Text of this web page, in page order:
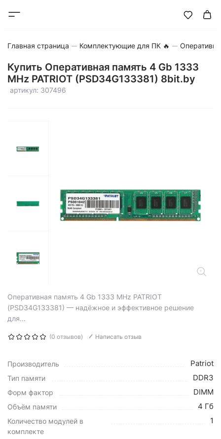
Главная страница Комплектующие для ПК 🔥
Купить Оперативная память 4 Gb 1333
MHz PATRIOT (PSD34G133381) 8bit.by
артикул: 307496
Оперативная память 4 Gb 1333 MHz PATRIOT
(PSD34G133381) — надёжное и эффективное решение
для...
(0 отзывов) Написать отзыв
Производитель Patriot
Тип памяти DDR3
Форм фактор DIMM
Объём памяти 4 Гб
Количество модулей в
комплекте
1